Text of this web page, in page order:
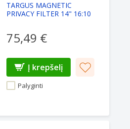
TARGUS MAGNETIC
PRIVACY FILTER 14" 16:10
75,49 €
Palyginti
Į krepšelį